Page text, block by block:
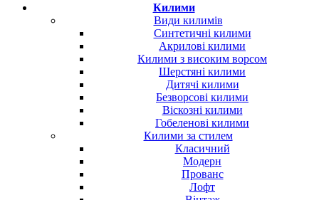
Килими
Види килимів
Синтетичні килими
Акрилові килими
Килими з високим ворсом
Шерстяні килими
Дитячі килими
Безворсові килими
Віскозні килими
Гобеленові килими
Килими за стилем
Класичний
Модерн
Прованс
Лофт